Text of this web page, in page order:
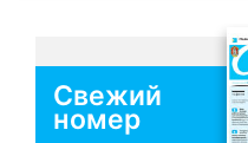
Свежий
номер